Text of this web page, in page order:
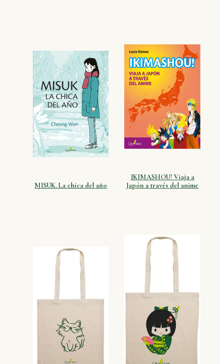
MISUK. La chica del año
IKIMASHOU! Viaja a
Japón a través del anime